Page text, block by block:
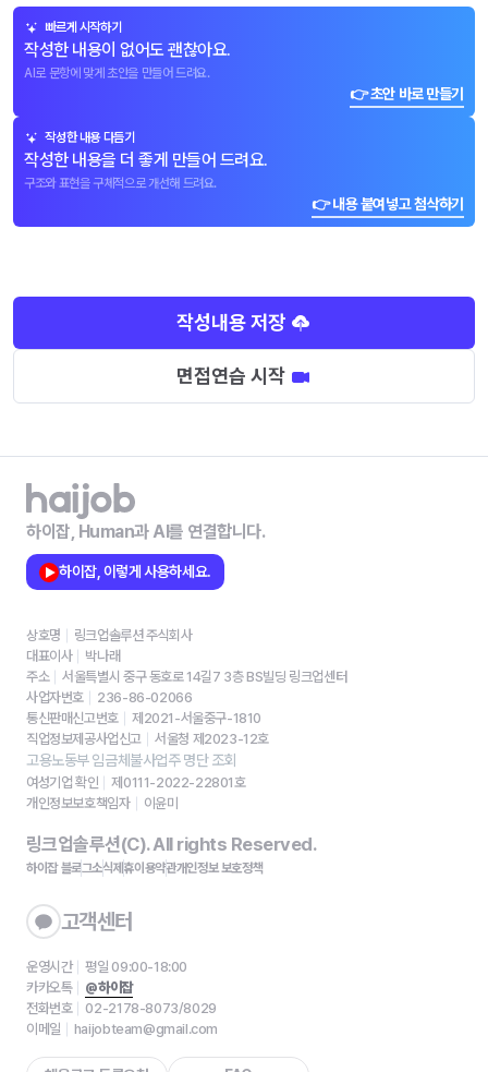
빠르게 시작하기
작성한 내용이 없어도 괜찮아요.
AI로 문항에 맞게 초안을 만들어 드려요.
👉 초안 바로 만들기
작성한 내용 다듬기
작성한 내용을 더 좋게 만들어 드려요.
구조와 표현을 구체적으로 개선해 드려요.
👉 내용 붙여넣고 첨삭하기
작성내용 저장
면접연습 시작
하이잡, Human과 AI를 연결합니다.
하이잡, 이렇게 사용하세요.
상호명
링크업솔루션 주식회사
대표이사
박나래
주소
서울특별시 중구 동호로 14길7 3층 BS빌딩 링크업센터
사업자번호
236-86-02066
통신판매신고번호
제2021-서울중구-1810
직업정보제공사업신고
서울청 제2023-12호
고용노동부 임금체불사업주 명단 조회
여성기업 확인
제0111-2022-22801호
개인정보보호책임자
이윤미
링크업솔루션(C). All rights Reserved.
하이잡 블로그소식제휴이용약관개인정보 보호정책
고객센터
운영시간
평일 09:00-18:00
카카오톡
@하이잡
전화번호
02-2178-8073/8029
이메일
haijobteam@gmail.com